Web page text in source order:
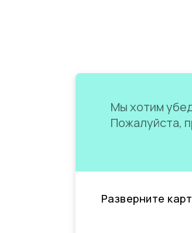
Мы хотим
Пожалуйста,
Разверните